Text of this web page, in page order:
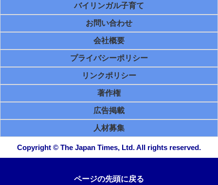
バイリンガル子育て
お問い合わせ
会社概要
プライバシーポリシー
リンクポリシー
著作権
広告掲載
人材募集
Copyright © The Japan Times, Ltd. All rights reserved.
ページの先頭に戻る